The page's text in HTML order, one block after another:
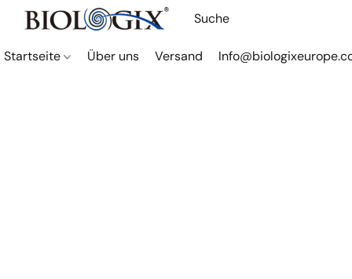
Startseite Über uns Versand